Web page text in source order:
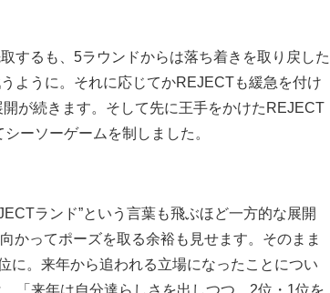
するも、 5ラウンドからは落ち着きを取り戻した
ように。それに応じてかREJECTも緩急を付け
が続きます。そして先に王手をかけた REJECT
ーソーゲームを制しました。
ランド”という言葉も飛ぶほど一方的な展開
かってポーズを取る余裕も見せます。そのまま
に。来年から追われる立場になったことについ
「来年は自分達らしさを出しつつ、 2位・ 1 位を